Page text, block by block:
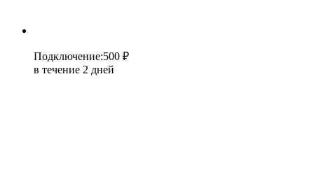
Подключение:500 ₽
в течение 2 дней